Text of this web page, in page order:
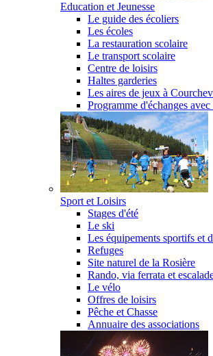
Education et Jeunesse
Le guide des écoliers
Les écoles
La restauration scolaire
Le transport scolaire
Centre de loisirs
Haltes garderies
Les aires de jeux à
Programme d'échanges
Sport et Loisirs
Stages d'été
Le ski
Les équipements sportifs et
Refuges
Site naturel de la Rosière
Rando, via ferrata et
Le vélo
Offres de loisirs
Pêche et Chasse
Annuaire des associations